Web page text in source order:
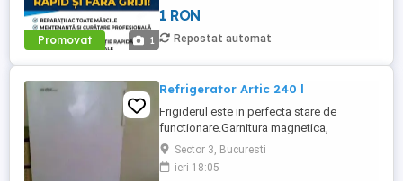
Promovat 1
1 RON
Repostat automat
Refrigerator Artic 240 l
Frigiderul este in perfecta stare de
functionare.Garnitura magnetica,
etanseaza perfect iar congelatorul
ingheata bine. Dimensiuni: (55 x 54x 133)
cm.
Sector 3, Bucuresti
ieri 18:05